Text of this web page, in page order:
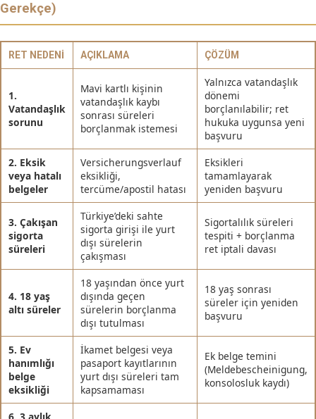
Gerekçe)
RET NEDENI AÇIKLAMA ÇÖZÜM
1.
Vatandaşlık
sorunu
Mavi kartlı kişinin
vatandaşlık kaybı
sonrası süreleri
borçlanmak istemesi
Yalnızca vatandaşlık
dönemi
borçlanılabilir; ret
hukuka uygunsa yeni
başvuru
2. Eksik
veya hatalı
belgeler
Versicherungsverlauf
eksikliği,
tercüme/apostil hatası
Eksikleri
tamamlayarak
yeniden başvuru
3. Çakışan
sigorta
süreleri
Türkiye’deki sahte
sigorta girişi ile yurt
dışı sürelerin
çakışması
Sigortalılık süreleri
tespiti + borçlanma
ret iptali davası
4. 18 yaş
altı süreler
18 yaşından önce yurt
dışında geçen
sürelerin borçlanma
dışı tutulması
18 yaş sonrası
süreler için yeniden
başvuru
5. Ev
hanımlığı
belge
eksikliği
İkamet belgesi veya
pasaport kayıtlarının
yurt dışı süreleri tam
kapsamaması
Ek belge temini
(Meldebescheinigung,
konsolosluk kaydı)